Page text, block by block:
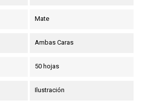
Mate
Ambas Caras
50 hojas
Ilustración